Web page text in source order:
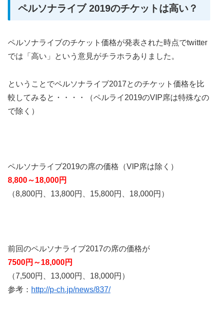
ペルソナライブ 2019のチケットは高い？
ペルソナライブのチケット価格が発表された時点でtwitter
では「高い」という意見がチラホラありました。
ということでペルソナライブ2017とのチケット価格を比
較してみると・・・・（ペルライ2019のVIP席は特殊なの
で除く）
ペルソナライブ2019の席の価格（VIP席は除く）
8,800～18,000円
（8,800円、13,800円、15,800円、18,000円）
前回のペルソナライブ2017の席の価格が
7500円～18,000円
（7,500円、13,000円、18,000円）
参考： http://p-ch.jp/news/837/